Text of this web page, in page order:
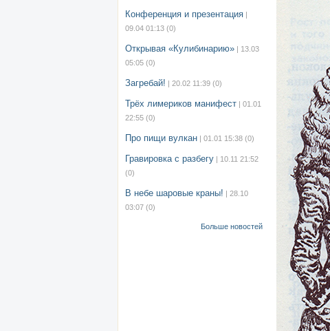
Конференция и презентация |
09.04 01:13 (0)
Открывая «Кулибинарию» | 13.03
05:05 (0)
Загребай! | 20.02 11:39 (0)
Трёх лимериков манифест | 01.01
22:55 (0)
Про пищи вулкан | 01.01 15:38 (0)
Гравировка с разбегу | 10.11 21:52
(0)
В небе шаровые краны! | 28.10
03:07 (0)
Больше новостей